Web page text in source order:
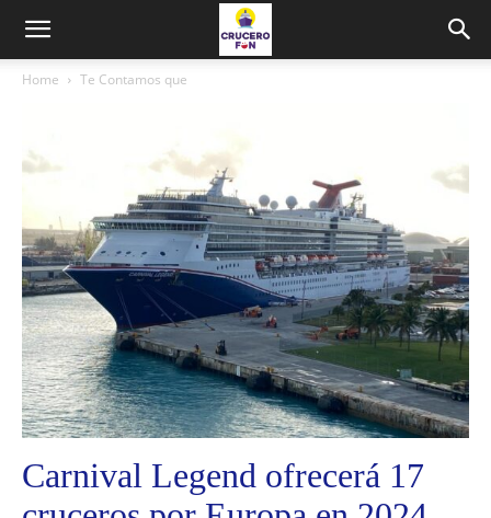
Home Te Contamos que
Carnival Legend ofrecerá 17